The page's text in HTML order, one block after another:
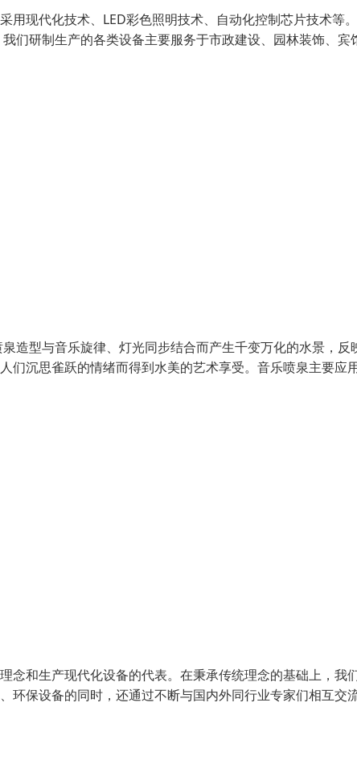
用现代化技术、LED彩色照明技术、自动化控制芯片技术等
们研制生产的各类设备主要服务于市政建设、园林装饰、宾
造型与音乐旋律、灯光同步结合而产生千变万化的水景，反
们沉思雀跃的情绪而得到水美的艺术享受。音乐喷泉主要应
和生产现代化设备的代表。在秉承传统理念的基础上，我
环保设备的同时，还通过不断与国内外同行业专家们相互交